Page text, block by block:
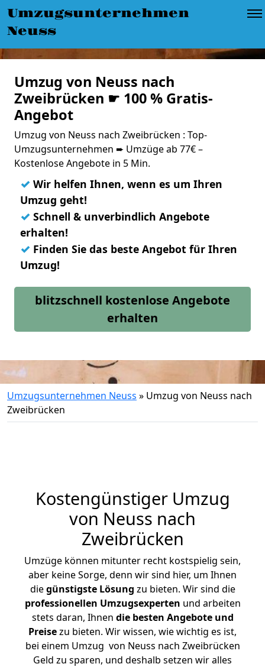
Umzugsunternehmen
Neuss
Umzug von Neuss nach
Zweibrücken ☛ 100 % Gratis-
Angebot
Umzug von Neuss nach Zweibrücken : Top-
Umzugsunternehmen ➨ Umzüge ab 77€ –
Kostenlose Angebote in 5 Min.
✓ Wir helfen Ihnen, wenn es um Ihren
Umzug geht!
✓ Schnell & unverbindlich Angebote
erhalten!
✓ Finden Sie das beste Angebot für Ihren
Umzug!
blitzschnell kostenlose Angebote
erhalten
Umzugsunternehmen Neuss » Umzug von Neuss nach
Zweibrücken
Kostengünstiger Umzug
von Neuss nach
Zweibrücken
Umzüge können mitunter recht kostspielig sein,
aber keine Sorge, denn wir sind hier, um Ihnen
diegünstigste Lösung zu bieten. Wir sind die
professionellen Umzugsexperten und arbeiten
stets daran, Ihnen die besten Angebote und
Preisezu bieten. Wir wissen, wie wichtig es ist,
bei einem Umzug von Neuss nach Zweibrücken
Geld zu sparen, und deshalb setzen wir alles